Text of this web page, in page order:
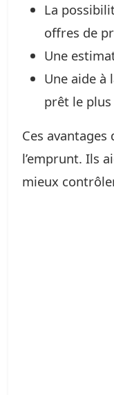
La
offres de
Une
Une aide à
prêt le
Ces
l’emprunt. Ils
mieux